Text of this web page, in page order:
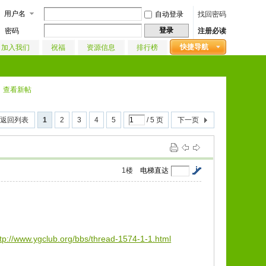
用户名 自动登录
找回密码
密码
登录 注册必读
快捷导航
加入我们 祝福 资源信息 排行榜
查看新帖
1 2 3 4 5 / 5 页 下一页
返回列表
电梯直达
1楼
www.ygclub.org/bbs/thread-1574-1-1.html